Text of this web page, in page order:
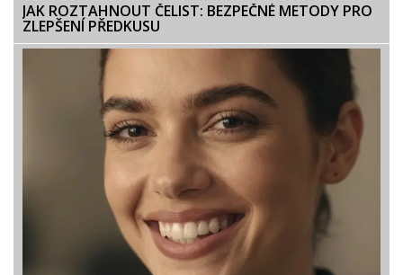
JAK ROZTAHNOUT ČELIST: BEZPEČNÉ METODY PRO
ZLEPŠENÍ PŘEDKUSU